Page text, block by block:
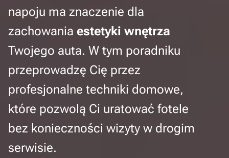
napoju ma znaczenie dla
zachowania estetyki wnętrza
Twojego auta. W tym poradniku
przeprowadzę Cię przez
profesjonalne techniki domowe,
które pozwolą Ci uratować fotele
bez konieczności wizyty w drogim
serwisie.